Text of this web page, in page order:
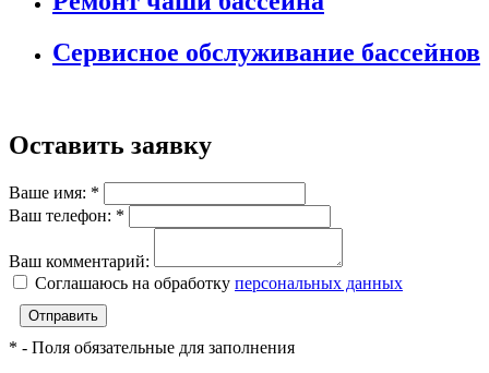
Сервисное обслуживание бассейнов
Оставить заявку
Ваше имя: *
Ваш телефон: *
Ваш комментарий:
Соглашаюсь на обработку персональных данных
Отправить
* - Поля обязательные для заполнения